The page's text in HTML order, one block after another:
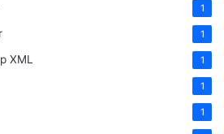
1
1
XML 1
1
1